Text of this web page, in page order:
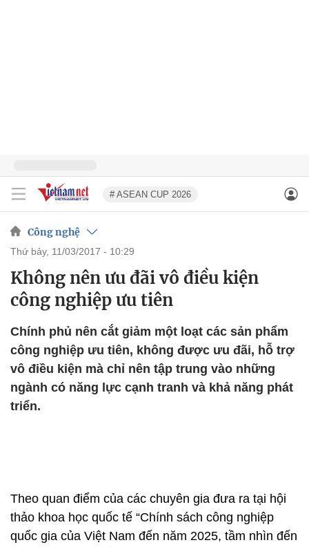
# ASEAN CUP 2026
Công nghệ
thứ bảy, 11/03/2017 - 10:29
Không nên ưu đãi vô điều kiện
công nghiệp ưu tiên
Chính phủ nên cắt giảm một loạt các sản phẩm
công nghiệp ưu tiên, không được ưu đãi, hỗ trợ
vô điều kiện mà chỉ nên tập trung vào những
ngành có năng lực cạnh tranh và khả năng phát
triển.
Theo quan điểm của các chuyên gia đưa ra tại hội
thảo khoa học quốc tế “Chính sách công nghiệp
quốc gia của Việt Nam đến năm 2025, tầm nhìn đến